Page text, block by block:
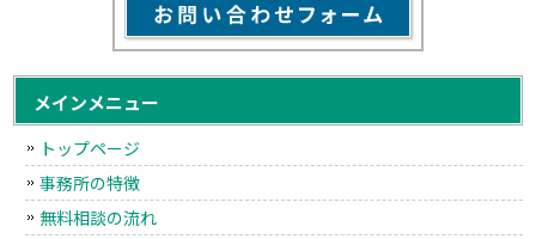
メインメニュー
トップページ
事務所の特徴
無料相談の流れ